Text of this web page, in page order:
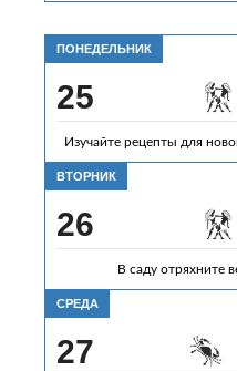
ПОНЕДЕЛЬНИК
25
Изучайте рецепты для
ВТОРНИК
26
В саду отряхните
СРЕДА
27